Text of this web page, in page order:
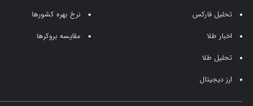
تحلیل فارکس
اخبار طلا
تحلیل طلا
ارز دیجیتال
نرخ بهره کشورها
مقایسه بروکرها